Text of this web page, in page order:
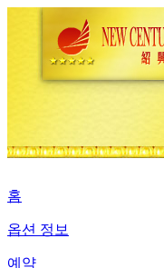
홈
옵션 정보
예약